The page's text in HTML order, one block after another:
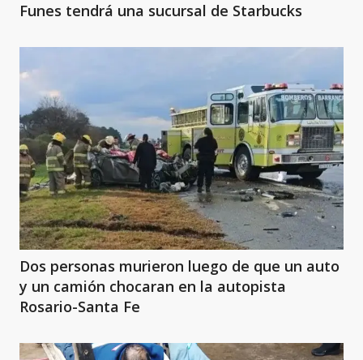
Funes tendrá una sucursal de Starbucks
Dos personas murieron luego de que un auto
y un camión chocaran en la autopista
Rosario-Santa Fe